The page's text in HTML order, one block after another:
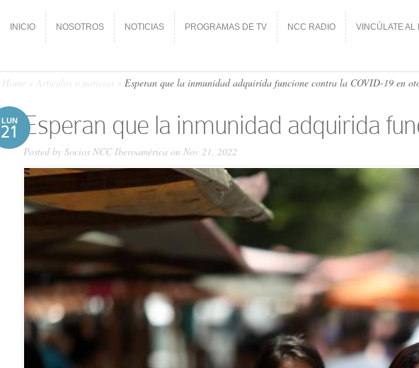
INICIO NOSOTROS NOTICIAS PROGRAMAS DE TV NCC RADIO VINCÚLATE AL
Home Artículos o noticias Esperan que la inmunidad adquirida funcione contra la COVID-19 en
LUN
21 Esperan que la inmunidad adquirida
Posted by Socios NCC Iberoamérica on Nov 21, 2022